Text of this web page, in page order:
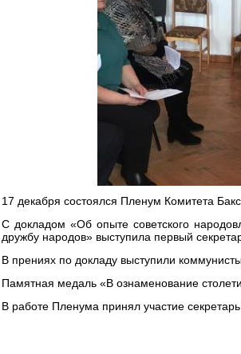
17 декабря состоялся Пленум Комитета
С докладом «Об опыте советского
дружбу народов» выступила первый
В прениях по докладу выступили
Памятная медаль «В ознаменование
В работе Пленума принял участие